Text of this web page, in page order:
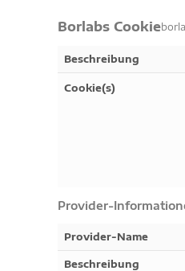
Borlabs Cookie
Beschreibung
Cookie(s)
Provider-
Provider-Name
Beschreibung